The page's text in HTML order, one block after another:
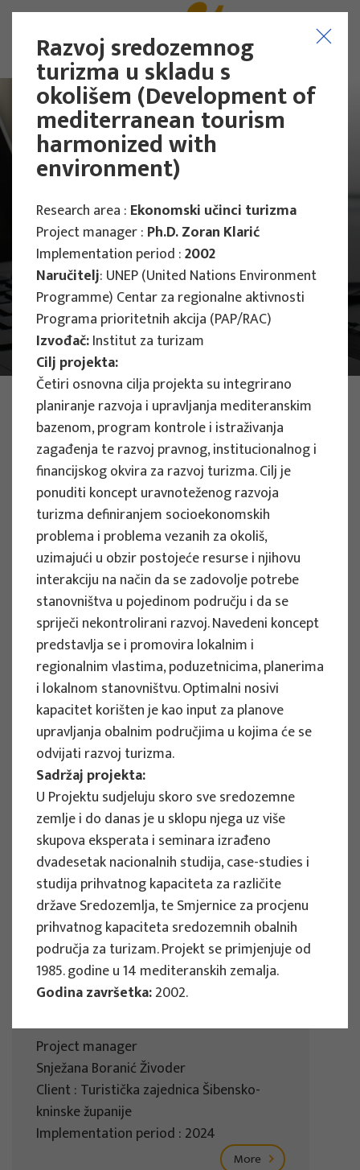
Main Projects Research Projects
PHOTO: ILUSTRATIVNA FOTOGRAFIJA
Projects
Filter
All
Search
RESEARCH PROJECTS
Strategic Guidelines for Tourism
Development in the City of Osijek
Project manager
Snježana Boranić Živoder
Client : Turistička zajednica grada Osijeka
Implementation period : 2024
More
RESEARCH PROJECTS
Tourism Strategy of Šibenik-Knin
Project manager
Snježana Boranić Živoder
Client : Turistička zajednica Šibensko-
kninske županije
Implementation period : 2024
More
Razvoj sredozemnog
turizma u skladu s
okolišem (Development of
mediterranean tourism
harmonized with
environment)
Research area : Ekonomski učinci turizma
Project manager : Ph.D. Zoran Klarić
Implementation period :2002
Naručitelj: UNEP (United Nations Environment
Programme) Centar za regionalne aktivnosti
Programa prioritetnih akcija (PAP/RAC)
Izvođač:Institut za turizam
Cilj projekta:
Četiri osnovna cilja projekta su integrirano
planiranje razvoja i upravljanja mediteranskim
bazenom, program kontrole i istraživanja
zagađenja te razvoj pravnog, institucionalnog i
financijskog okvira za razvoj turizma. Cilj je
ponuditi koncept uravnoteženog razvoja
turizma definiranjem socioekonomskih
problema i problema vezanih za okoliš,
uzimajući u obzir postojeće resurse i njihovu
interakciju na način da se zadovolje potrebe
stanovništva u pojedinom području i da se
spriječi nekontrolirani razvoj. Navedeni koncept
predstavlja se i promovira lokalnim i
regionalnim vlastima, poduzetnicima, planerima
i lokalnom stanovništvu. Optimalni nosivi
kapacitet korišten je kao input za planove
upravljanja obalnim područjima u kojima će se
odvijati razvoj turizma.
Sadržaj projekta:
U Projektu sudjeluju skoro sve sredozemne
zemlje i do danas je u sklopu njega uz više
skupova eksperata i seminara izrađeno
dvadesetak nacionalnih studija, case-studies i
studija prihvatnog kapaciteta za različite
države Sredozemlja, te Smjernice za procjenu
prihvatnog kapaciteta sredozemnih obalnih
područja za turizam. Projekt se primjenjuje od
1985. godine u 14 mediteranskih zemalja.
Godina završetka:2002.